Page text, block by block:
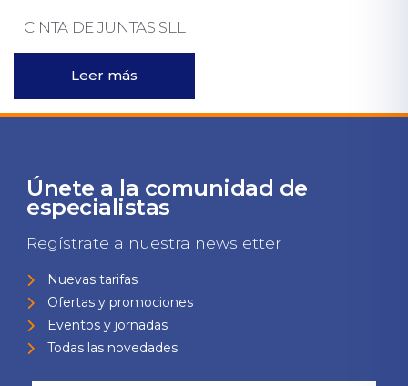
CINTA DE JUNTAS SLL
Leer más
Únete a la comunidad de
especialistas
Regístrate a nuestra newsletter
Nuevas tarifas
Ofertas y promociones
Eventos y jornadas
Todas las novedades